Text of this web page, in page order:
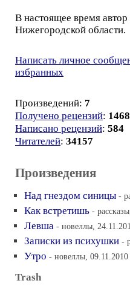
В настоящее время
Нижегородской области.
Написать личное
избранных
Произведений: 7
Получено рецензий: 1468
Написано рецензий: 584
Читателей: 34157
Произведения
Над гнездом синицы -
Как встретишь -
Левша - новеллы,
Записки из психушки -
Утро - новеллы, 09.11.2010
Trаsh